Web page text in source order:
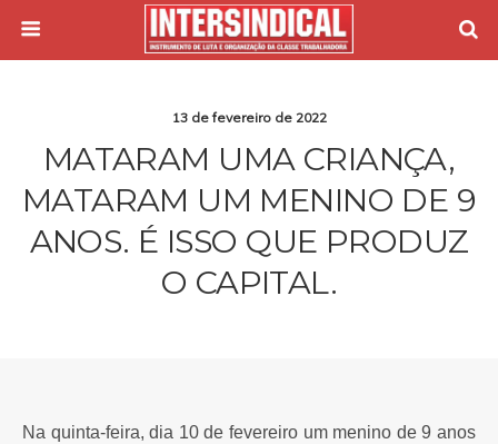
13 de fevereiro de 2022
MATARAM UMA CRIANÇA,
MATARAM UM MENINO DE 9
ANOS. É ISSO QUE PRODUZ
O CAPITAL.
Na quinta-feira, dia 10 de fevereiro um menino de 9 anos